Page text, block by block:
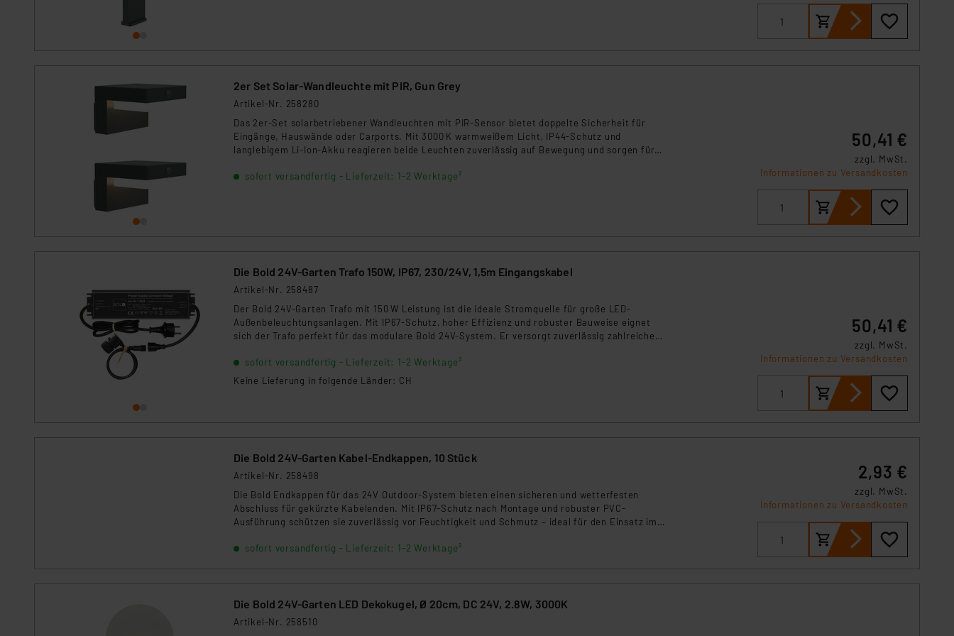
Daten, verbundenen Risiken.“
Impressum|Datenschutzerklärung
2er Set Solar-Wandleuchte mit PIR, Gun Grey
Artikel-Nr. 258280
Das 2er-Set solarbetriebener Wandleuchten mit PIR-Sensor bietet doppelte Sicherheit für
Eingänge, Hauswände oder Carports. Mit 3000 K warmweißem Licht, IP44-Schutz und
langlebigem Li-Ion-Akku reagieren beide Leuchten zuverlässig auf Bewegung und sorgen für
sofort versandfertig - Lieferzeit: 1-2 Werktage²
50,41 €
zzgl. MwSt.
Informationen zu Versandkosten
Die Bold 24V-Garten Trafo 150W, IP67, 230/24V, 1,5m Eingangskabel
Artikel-Nr. 258487
Der Bold 24V-Garten Trafo mit 150 W Leistung ist die ideale Stromquelle für große LED-
Außenbeleuchtungsanlagen. Mit IP67-Schutz, hoher Effizienz und robuster Bauweise eignet
sich der Trafo perfekt für das modulare Bold 24V-System. Er versorgt zuverlässig zahlreiche
sofort versandfertig - Lieferzeit: 1-2 Werktage²
Keine Lieferung in folgende Länder: CH
50,41 €
zzgl. MwSt.
Informationen zu Versandkosten
Die Bold 24V-Garten Kabel-Endkappen, 10 Stück
Artikel-Nr. 258498
Die Bold Endkappen für das 24V Outdoor-System bieten einen sicheren und wetterfesten
Abschluss für gekürzte Kabelenden. Mit IP67-Schutz nach Montage und robuster PVC-
Ausführung schützen sie zuverlässig vor Feuchtigkeit und Schmutz – ideal für den Einsatz im
sofort versandfertig - Lieferzeit: 1-2 Werktage²
2,93 €
zzgl. MwSt.
Informationen zu Versandkosten
Die Bold 24V-Garten LED Dekokugel, Ø 20cm, DC 24V, 2.8W, 3000K
Artikel-Nr. 258510